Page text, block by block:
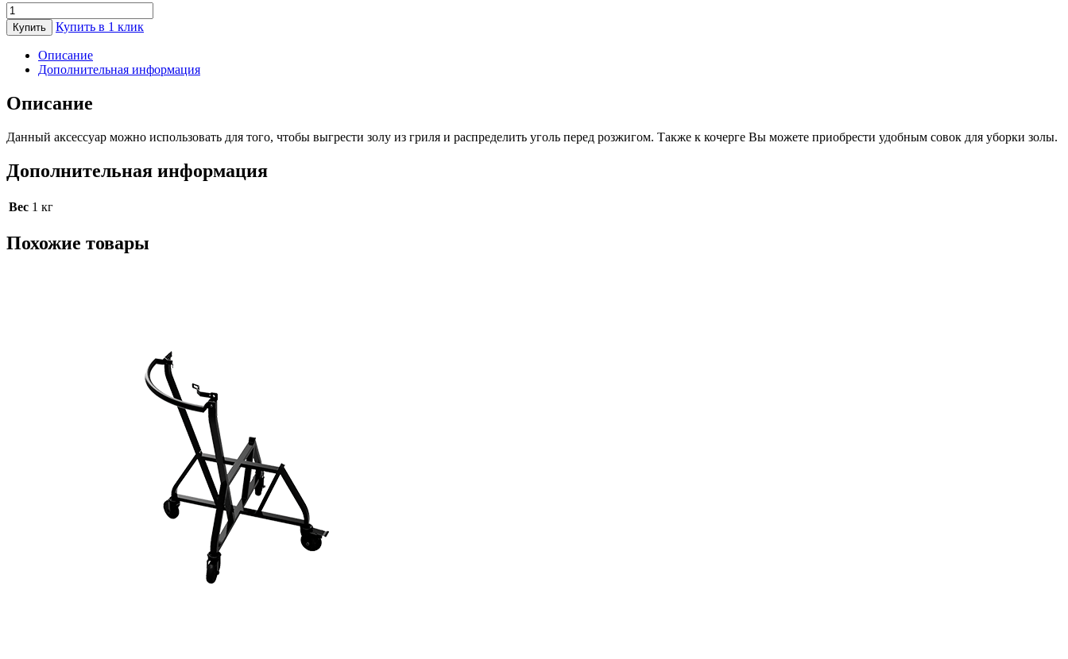
Количество
товара
Кочерга
золы
Medium
Big
Green
Купить Купить в 1 клик
Описание
Дополнительная информация
Описание
Данный аксессуар можно использовать для того, чтобы выгрести золу из гриля и распределить уголь перед розжигом. Также к кочерге Вы можете приобрести удобным совок для уборки золы.
Дополнительная информация
Вес 1 кг
Похожие товары